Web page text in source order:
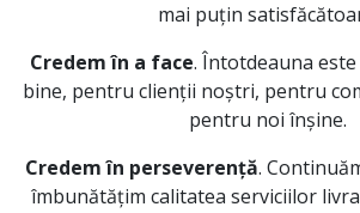
mai puțin
Credem în a face. Întotdeauna este
bine, pentru clienții noștri, pentru
pentru noi înșine.
Credem în perseverență.
îmbunătățim calitatea serviciilor